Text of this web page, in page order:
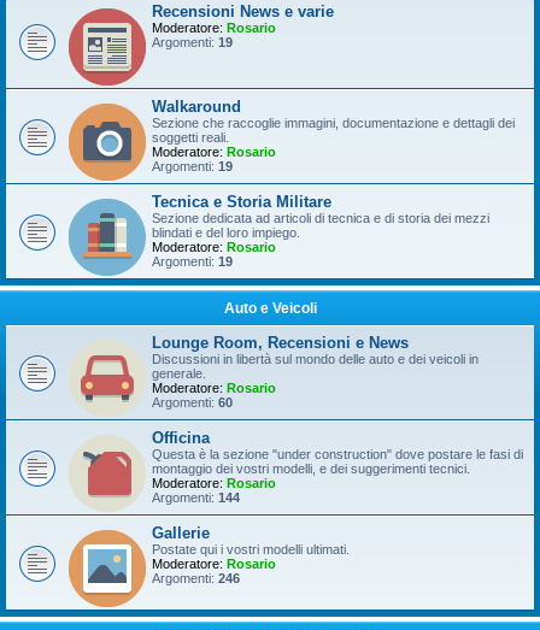
Recensioni News e varie
Moderatore: Rosario
Argomenti: 19
Walkaround
Sezione che raccoglie immagini, documentazione e dettagli dei
soggetti reali.
Moderatore: Rosario
Argomenti: 19
Tecnica e Storia Militare
Sezione dedicata ad articoli di tecnica e di storia dei mezzi
blindati e del loro impiego.
Moderatore: Rosario
Argomenti: 19
Auto e Veicoli
Lounge Room, Recensioni e News
Discussioni in libertà sul mondo delle auto e dei veicoli in
generale.
Moderatore: Rosario
Argomenti: 60
Officina
Questa è la sezione "under construction" dove postare le fasi di
montaggio dei vostri modelli, e dei suggerimenti tecnici.
Moderatore: Rosario
Argomenti: 144
Gallerie
Postate qui i vostri modelli ultimati.
Moderatore: Rosario
Argomenti: 246